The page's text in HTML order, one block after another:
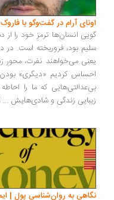
اونای آرام در گفت‌وگو با
گویی انسان‌ها ترمزِ خود را
سلیم بود، فروریخته است. در
یعنی می‌خواهند نفرت،
احساس کردیم «دیگری»
بی‌عدالتی‌هایی که ما را
زیبایی زندگی و شادی‌هایش ...
نگاهی به روان‌شناسی پول |